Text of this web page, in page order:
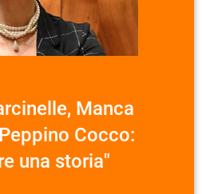
Manca
Cocco:
una storia"